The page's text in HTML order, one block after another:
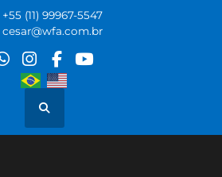
+55 (11) 99967-5547
cesar@wfa.com.br
whatsapp
instagram
facebook
youtube
Pesquisar